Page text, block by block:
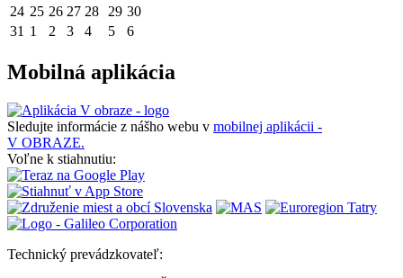
24 25 26 27 28 29 30
31 1 2 3 4 5 6
Mobilná aplikácia
Sledujte informácie z nášho webu v mobilnej aplikácii -
V OBRAZE.
Voľne k stiahnutiu:
Technický prevádzkovateľ: